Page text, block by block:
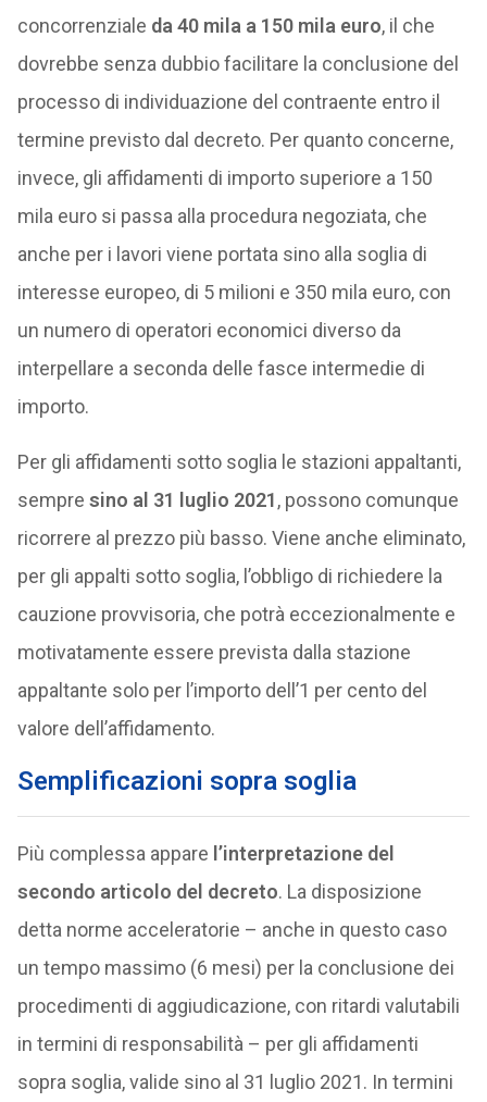
concorrenziale da 40 mila a 150 mila euro, il che
dovrebbe senza dubbio facilitare la conclusione del
processo di individuazione del contraente entro il
termine previsto dal decreto. Per quanto concerne,
invece, gli affidamenti di importo superiore a 150
mila euro si passa alla procedura negoziata, che
anche per i lavori viene portata sino alla soglia di
interesse europeo, di 5 milioni e 350 mila euro, con
un numero di operatori economici diverso da
interpellare a seconda delle fasce intermedie di
importo.
Per gli affidamenti sotto soglia le stazioni appaltanti,
sempre sino al 31 luglio 2021, possono comunque
ricorrere al prezzo più basso. Viene anche eliminato,
per gli appalti sotto soglia, l’obbligo di richiedere la
cauzione provvisoria, che potrà eccezionalmente e
motivatamente essere prevista dalla stazione
appaltante solo per l’importo dell’1 per cento del
valore dell’affidamento.
Semplificazioni sopra soglia
Più complessa appare l’interpretazione del
secondo articolo del decreto. La disposizione
detta norme acceleratorie – anche in questo caso
un tempo massimo (6 mesi) per la conclusione dei
procedimenti di aggiudicazione, con ritardi valutabili
in termini di responsabilità – per gli affidamenti
sopra soglia, valide sino al 31 luglio 2021. In termini